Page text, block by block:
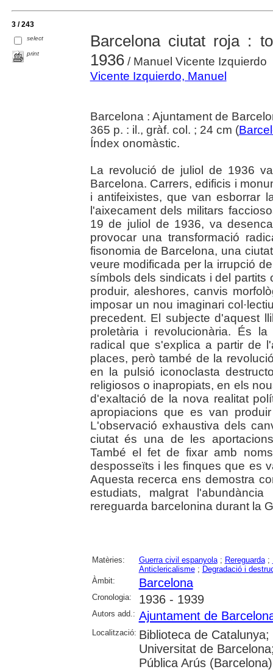
3 / 243
select
print
Barcelona ciutat roja :
1936/ Manuel Vicente Izquierdo
Vicente Izquierdo, Manuel
Barcelona : Ajuntament de
365 p. : il., gràf. col. ; 24 cm (
Índex onomàstic.
La revolució de juliol de 1936
Barcelona. Carrers, edificis i
i antifeixistes, que van esborrar
l'aixecament dels militars
19 de juliol de 1936, va
provocar una transformació
fisonomia de Barcelona, una
veure modificada per la irrupció
símbols dels sindicats i del
produir, aleshores, canvis
imposar un nou imaginari
precedent. El subjecte d'aquest
proletària i revolucionària. És
radical que s'explica a partir de
places, però també de la
en la pulsió iconoclasta
religiosos o inapropiats, en els
d'exaltació de la nova realitat
apropiacions que es van
L'observació exhaustiva dels
ciutat és una de les
També el fet de fixar amb
desposseïts i les finques que es
Aquesta recerca ens demostra
estudiats, malgrat
rereguarda barcelonina durant la
Matèries: Guerra civil espanyola; Rereguarda;
Anticlericalisme; Degradació i
Àmbit:
Barcelona
Cronologia: 1936 - 1939
Autors add.: Ajuntament de
Localització: Biblioteca de
Universitat de
Pública Arús (Barcelona)